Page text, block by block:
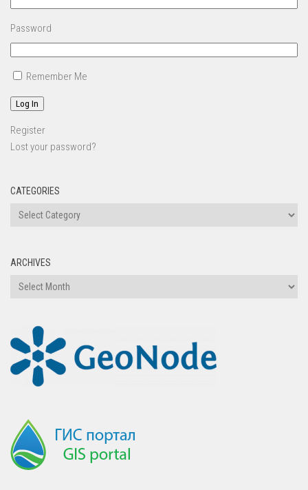
Password
Remember Me
Log In
Register
Lost your password?
CATEGORIES
ARCHIVES